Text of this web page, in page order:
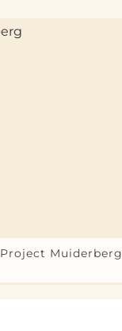
Project Muiderberg